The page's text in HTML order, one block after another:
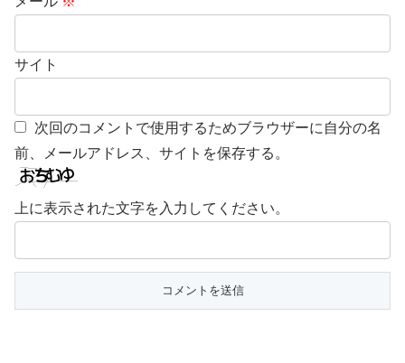
サイト
次回のコメントで使用するためブラウザーに自分の名
前、メールアドレス、サイトを保存する。
上に表示された文字を入力してください。